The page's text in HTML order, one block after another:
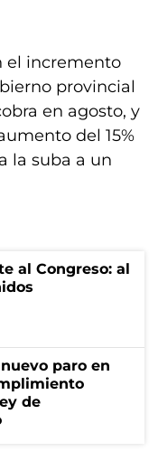
el incremento
provincial
en agosto, y
del 15%
la suba a un
al Congreso: al
paro en
de